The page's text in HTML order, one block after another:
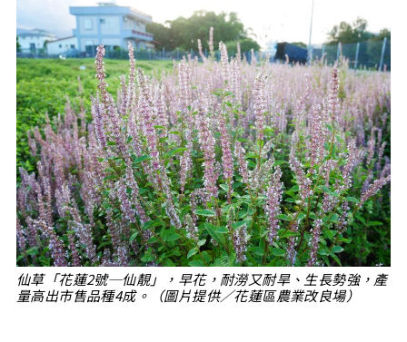
仙草「花蓮2號─仙靚」，早花，耐澇又耐旱、生長勢強，產
量高出市售品種4成。（圖片提供／花蓮區農業改良場）